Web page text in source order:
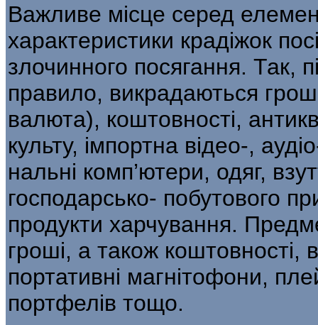
Важливе місце серед
характеристики крадіжок
злочинного посягання. Так,
правило, викрадаються
валюта), коштовності,
культу, імпортна відео-,
нальні комп’ютери, одяг,
господарсько- побутового
продукти харчування.
гроші, а також
портативні магнітофони,
портфелів тощо.